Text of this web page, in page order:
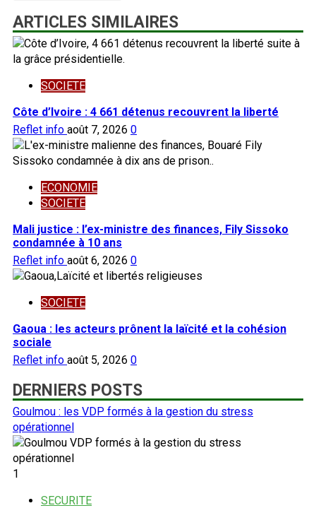
ARTICLES SIMILAIRES
SOCIETE
Côte d’Ivoire : 4 661 détenus recouvrent la liberté
Reflet info août 7, 2026 0
ECONOMIE
SOCIETE
Mali justice : l’ex-ministre des finances, Fily Sissoko
condamnée à 10 ans
Reflet info août 6, 2026 0
SOCIETE
Gaoua : les acteurs prônent la laïcité et la cohésion
sociale
Reflet info août 5, 2026 0
DERNIERS POSTS
Goulmou : les VDP formés à la gestion du stress
opérationnel
1
SECURITE